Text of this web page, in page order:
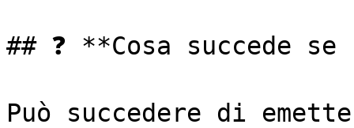
## ❓ **Cosa succede
Può succedere di